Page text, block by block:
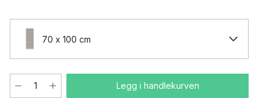
70 x 100 cm
Legg i handlekurven